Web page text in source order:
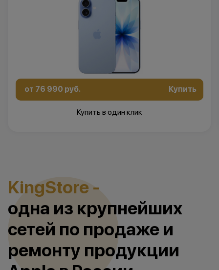
от 76 990 руб. Купить
Купить в один клик
KingStore -
одна из крупнейших
cетей по продаже и
ремонту продукции